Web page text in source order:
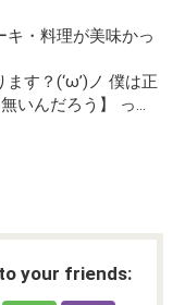
キ・料理が美味かっ
す？(‘ω’)ノ 僕は正
いんだろう】 っ…
your friends: